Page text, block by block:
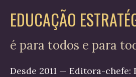
EDUCAÇÃO
é para todos e para
Desde 2011 — Editora-chefe: